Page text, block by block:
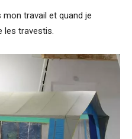
travail et quand je
les travestis.